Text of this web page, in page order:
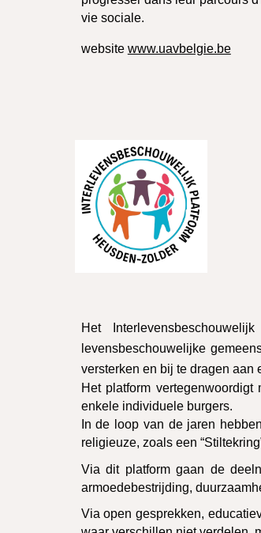
vie sociale.
website www.uavbelgie.be
Het
levensbeschouwelijke
versterken en bij te dragen aan
Het platform
enkele individuele burgers.
In de loop van de jaren
religieuze, zoals een
Via dit platform gaan de
armoedebestrijding,
Via open gesprekken,